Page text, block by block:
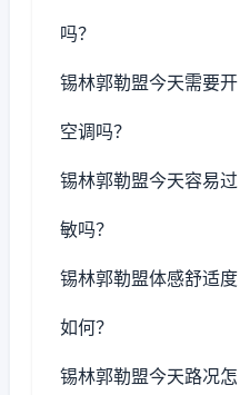
吗？
锡林郭勒盟今天需要开
空调吗？
锡林郭勒盟今天容易过
敏吗？
锡林郭勒盟体感舒适度
如何？
锡林郭勒盟今天路况怎